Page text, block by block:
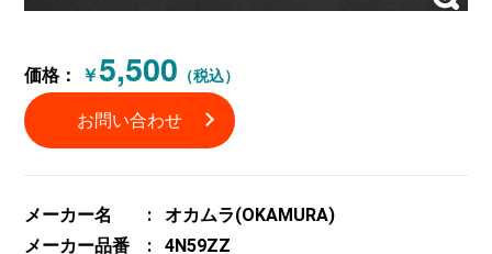
価格： ￥5,500 （税込）
お問い合わせ
メーカー名
オカムラ(OKAMURA)
メーカー品番
4N59ZZ